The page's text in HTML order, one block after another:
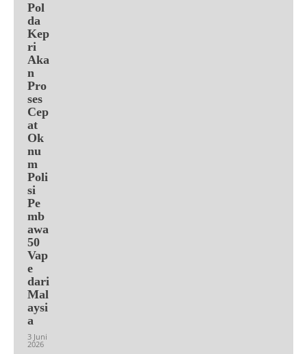
Pol
da
Kep
ri
Aka
n
Pro
ses
Cep
at
Ok
nu
m
Poli
si
Pe
mb
awa
50
Vap
e
dari
Mal
aysi
a
3 Juni
2026